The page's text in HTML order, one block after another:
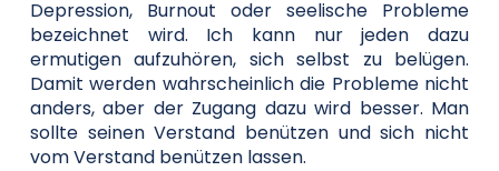
Depression, Burnout oder seelische Probleme
bezeichnet wird. Ich kann nur jeden dazu
ermutigen aufzuhören, sich selbst zu belügen.
Damit werden wahrscheinlich die Probleme nicht
anders, aber der Zugang dazu wird besser. Man
sollte seinen Verstand benützen und sich nicht
vom Verstand benützen lassen.